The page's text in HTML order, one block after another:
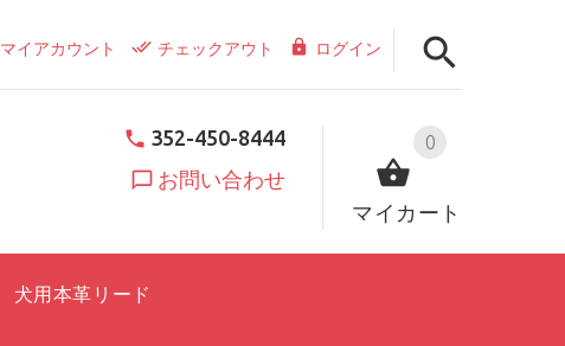
マイアカウント チェックアウト ログイン
0
マイカート
352-450-8444
お問い合わせ
犬用本革リード